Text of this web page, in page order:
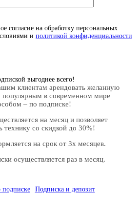
согласие на обработку персональных
и политикой конфиденциальности
выгоднее всего!
клиентам арендовать желанную
в современном мире
– по подписке!
на месяц и позволяет
технику со скидкой до 30%!
на срок от 3х месяцев.
осуществляется раз в месяц.
подписке Подписка и депозит